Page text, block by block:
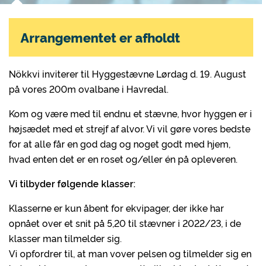
Nökkvi inviterer til Hyggestævne Lørdag d. 19. August
på vores 200m ovalbane i Havredal.
Kom og være med til endnu et stævne, hvor hyggen er i
højsædet med et strejf af alvor. Vi vil gøre vores bedste
for at alle får en god dag og noget godt med hjem,
hvad enten det er en roset og/eller én på opleveren.
Vi tilbyder følgende klasser:
Klasserne er kun åbent for ekvipager, der ikke har
opnået over et snit på 5,20 til stævner i 2022/23, i de
klasser man tilmelder sig.
Vi opfordrer til, at man vover pelsen og tilmelder sig en
Arrangementet er afholdt